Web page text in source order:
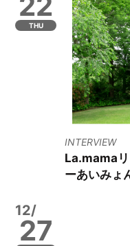
THU
INTERVIEW
La.mama
ーあいみょ
12/
27